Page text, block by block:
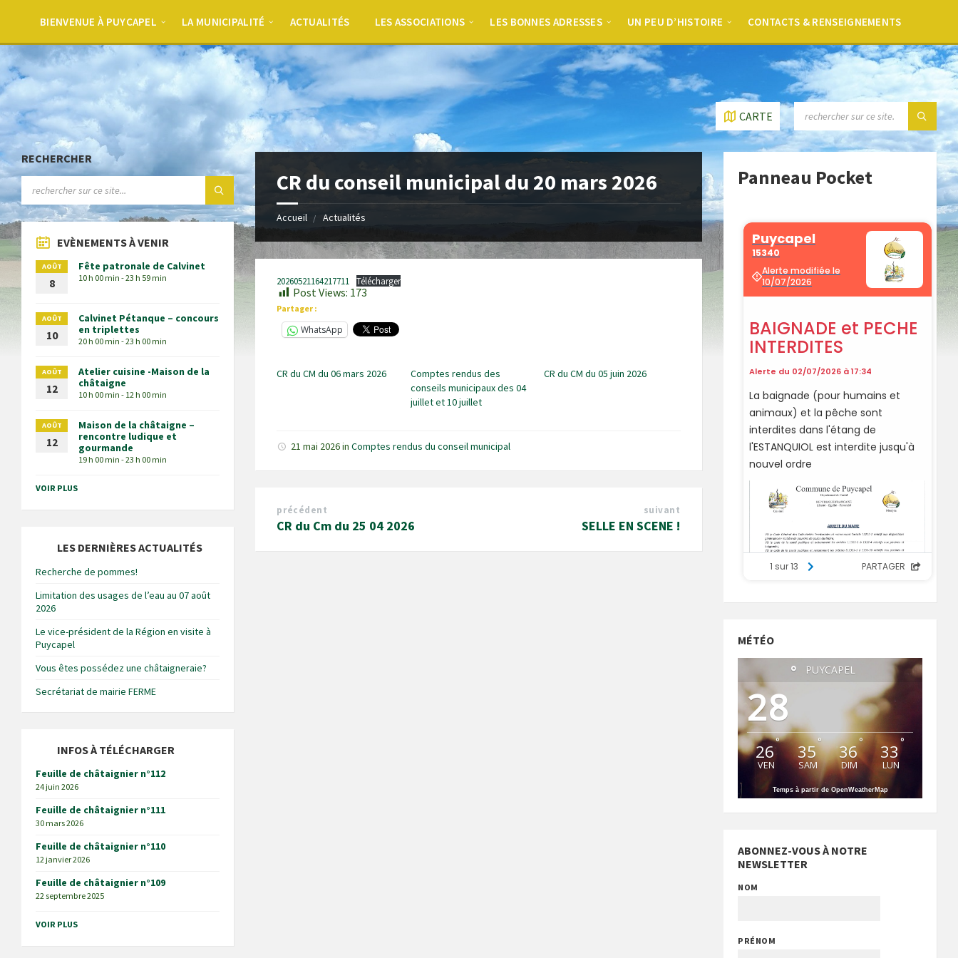
BIENVENUE À PUYCAPEL LA MUNICIPALITÉ ACTUALITÉS LES ASSOCIATIONS LES BONNES ADRESSES UN PEU D’HISTOIRE CONTACTS & RENSEIGNEMENTS
CARTE
CR du conseil municipal du 20 mars 2026
Accueil Actualités
20260521164217711 Télécharger
Post Views: 173
Partager :
WhatsApp
CR du CM du 06 mars 2026
Comptes rendus des
conseils municipaux des 04
juillet et 10 juillet
CR du CM du 05 juin 2026
21 mai 2026inComptes rendus du conseil municipal
précédent
CR du Cm du 25 04 2026
suivant
SELLE EN SCENE !
RECHERCHER
EVÈNEMENTS À VENIR
AOÛT
8
Fête patronale de Calvinet
10 h 00 min - 23 h 59 min
AOÛT
10
Calvinet Pétanque – concours
en triplettes
20 h 00 min - 23 h 00 min
AOÛT
12
Atelier cuisine -Maison de la
châtaigne
10 h 00 min - 12 h 00 min
AOÛT
12
Maison de la châtaigne –
rencontre ludique et
gourmande
19 h 00 min - 23 h 00 min
VOIR PLUS
LES DERNIÈRES ACTUALITÉS
Recherche de pommes!
Limitation des usages de l’eau au 07 août
2026
Le vice-président de la Région en visite à
Puycapel
Vous êtes possédez une châtaigneraie?
Secrétariat de mairie FERME
INFOS À TÉLÉCHARGER
Feuille de châtaignier n°112
24 juin 2026
Feuille de châtaignier n°111
30 mars 2026
Feuille de châtaignier n°110
12 janvier 2026
Feuille de châtaignier n°109
22 septembre 2025
VOIR PLUS
Panneau Pocket
MÉTÉO
PUYCAPEL
28
°
26°
VEN
35°
SAM
36°
DIM
33°
LUN
Temps à partir de OpenWeatherMap
ABONNEZ-VOUS À NOTRE
NEWSLETTER
NOM
PRÉNOM